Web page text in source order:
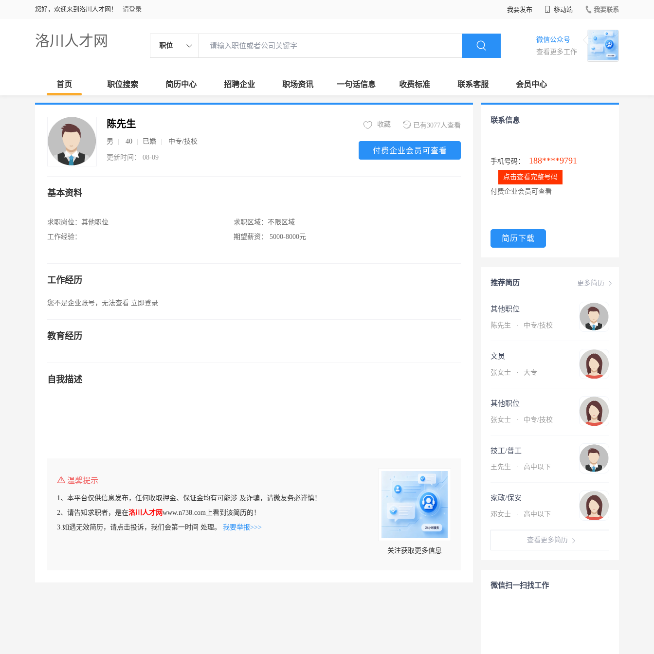
您好，欢迎来到洛川人才网！ 请登录 我要发布 移动端 我要联系
洛川人才网 职位
微信公众号
查看更多工作
首页 职位搜索 简历中心 招聘企业 职场资讯 一句话信息 收费标准 联系客服 会员中心
陈先生
男 40 已婚 中专/技校
更新时间： 08-09
已有3077人查看
收藏
付费企业会员可查看
基本资料
求职岗位： 其他职位
工作经验：
求职区域： 不限区域
期望薪资：
5000-8000元
工作经历
您不是企业账号，无法查看 立即登录
教育经历
自我描述
温馨提示
1、本平台仅供信息发布，任何收取押金、保证金均有可能涉 及诈骗，请微友务必谨慎！
2、请告知求职者，是在洛川人才网www.n738.com上看到该简历的！
3.如遇无效简历，请点击投诉，我们会第一时间 处理。 我要举报>>>
关注获取更多信息
联系信息
手机号码： 188****9791
点击查看完整号码
付费企业会员可查看
简历下载
更多简历
推荐简历
其他职位
陈先生 · 中专/技校
文员
张女士 · 大专
其他职位
张女士 · 中专/技校
技工/普工
王先生 · 高中以下
家政/保安
邓女士 · 高中以下
查看更多简历
微信扫一扫找工作